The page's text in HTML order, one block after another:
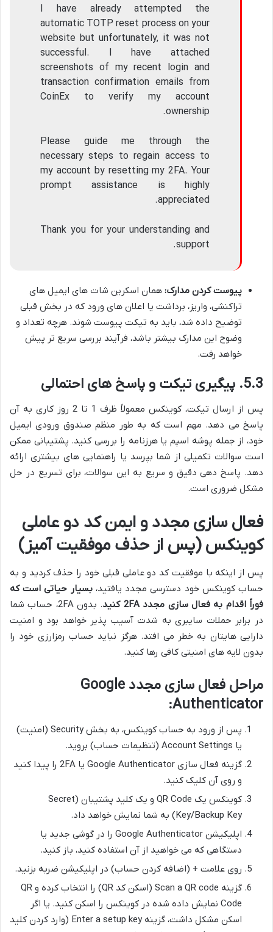
I have already attempted the
automatic TOTP reset process on your
website but unfortunately, it was not
successful. I have attached
screenshots of my recent login and
transaction confirmation emails from
CoinEx to verify my account
ownership.
Please guide me through the
necessary steps to regain access to
my account by resetting my 2FA. Your
prompt assistance is highly
appreciated.
Thank you for your understanding and
support.
پیوست کردن مدارک: همان اسکرین شات های ایمیل های
تراکنشی، واریز، برداشت یا اعلان های ورود که در بخش قبلی
توضیح داده شد، باید به تیکت پیوست شوند. هرچه تعداد و
وضوح این مدارک بیشتر باشد، فرآیند بررسی سریع تر پیش
خواهد رفت.
5.3. پیگیری تیکت و پاسخ های احتمالی
پس از ارسال تیکت، کوینکس معمولاً ظرف 1 تا 2 روز کاری به آن
پاسخ می دهد. مهم است که به طور منظم صندوق ورودی ایمیل
خود، از جمله پوشه اسپم یا هرزنامه را بررسی کنید. پشتیبانی ممکن
است سوالات تکمیلی از شما بپرسد یا راهنمایی های بیشتری ارائه
دهد. پاسخ دهی دقیق و سریع به این سوالات، برای تسریع در حل
مشکل ضروری است.
فعال سازی مجدد و ایمن کد دو عاملی
کوینکس (پس از حذف موفقیت آمیز)
پس از اینکه با موفقیت کد دو عاملی قبلی خود را حذف کردید و به
حساب کوینکس خود دسترسی مجدد یافتید،بسیار حیاتی است که
فوراً اقدام به فعال سازی مجدد 2FA کنید
. بدون 2FA، حساب شما
در برابر حملات سایبری به شدت آسیب پذیر خواهد بود و امنیت
دارایی هایتان به خطر می افتد. هرگز نباید حساب رمزارزی خود را
بدون لایه های امنیتی کافی رها کنید.
مراحل فعال سازی مجدد Google
Authenticator:
پس از ورود به حساب کوینکس، به بخش Security (امنیت)
یا Account Settings (تنظیمات حساب) بروید.
گزینه فعال سازی Google Authenticator یا 2FA را پیدا کنید
و روی آن کلیک کنید.
کوینکس یک QR Code و یک کلید پشتیبان (Secret
Key/Backup Key) به شما نمایش خواهد داد.
اپلیکیشن Google Authenticator را در گوشی جدید یا
دستگاهی که می خواهید از آن استفاده کنید، باز کنید.
روی علامت + (اضافه کردن حساب) در اپلیکیشن ضربه بزنید.
گزینه Scan a QR code (اسکن کد QR) را انتخاب کرده و QR
Code نمایش داده شده در کوینکس را اسکن کنید. یا اگر
اسکن مشکل داشت، گزینه Enter a setup key (وارد کردن کلید